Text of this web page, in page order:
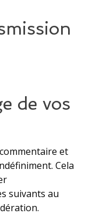
de vos
et
Cela
suivants au